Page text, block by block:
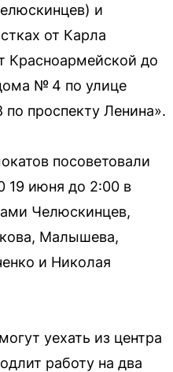
и
от Карла
Красноармейской до
№ 4 по улице
проспекту Ленина».
посоветовали
19 июня до 2:00 в
Челюскинцев,
Малышева,
и Николая
уехать из центра
работу на два